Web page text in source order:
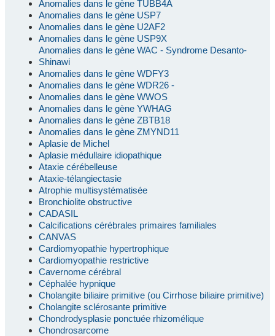
Anomalies dans le gène TUBB4A
Anomalies dans le gène USP7
Anomalies dans le gène U2AF2
Anomalies dans le gène USP9X
Anomalies dans le gène WAC - Syndrome Desanto-
Shinawi
Anomalies dans le gène WDFY3
Anomalies dans le gène WDR26 -
Anomalies dans le gène WWOS
Anomalies dans le gène YWHAG
Anomalies dans le gène ZBTB18
Anomalies dans le gène ZMYND11
Aplasie de Michel
Aplasie médullaire idiopathique
Ataxie cérébelleuse
Ataxie-télangiectasie
Atrophie multisystématisée
Bronchiolite obstructive
CADASIL
Calcifications cérébrales primaires familiales
CANVAS
Cardiomyopathie hypertrophique
Cardiomyopathie restrictive
Cavernome cérébral
Céphalée hypnique
Cholangite biliaire primitive (ou Cirrhose biliaire primitive)
Cholangite sclérosante primitive
Chondrodysplasie ponctuée rhizomélique
Chondrosarcome